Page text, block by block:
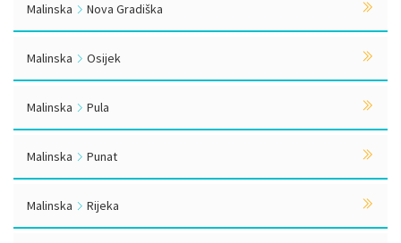
Malinska Nova Gradiška
Malinska Osijek
Malinska Pula
Malinska Punat
Malinska Rijeka